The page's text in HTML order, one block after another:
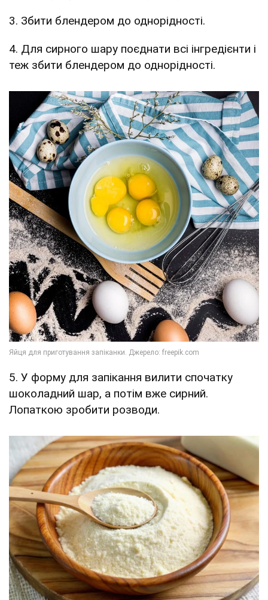
3. Збити блендером до однорідності.
4. Для сирного шару поєднати всі інгредієнти і
теж збити блендером до однорідності.
5. У форму для запікання вилити спочатку
шоколадний шар, а потім вже сирний.
Лопаткою зробити розводи.